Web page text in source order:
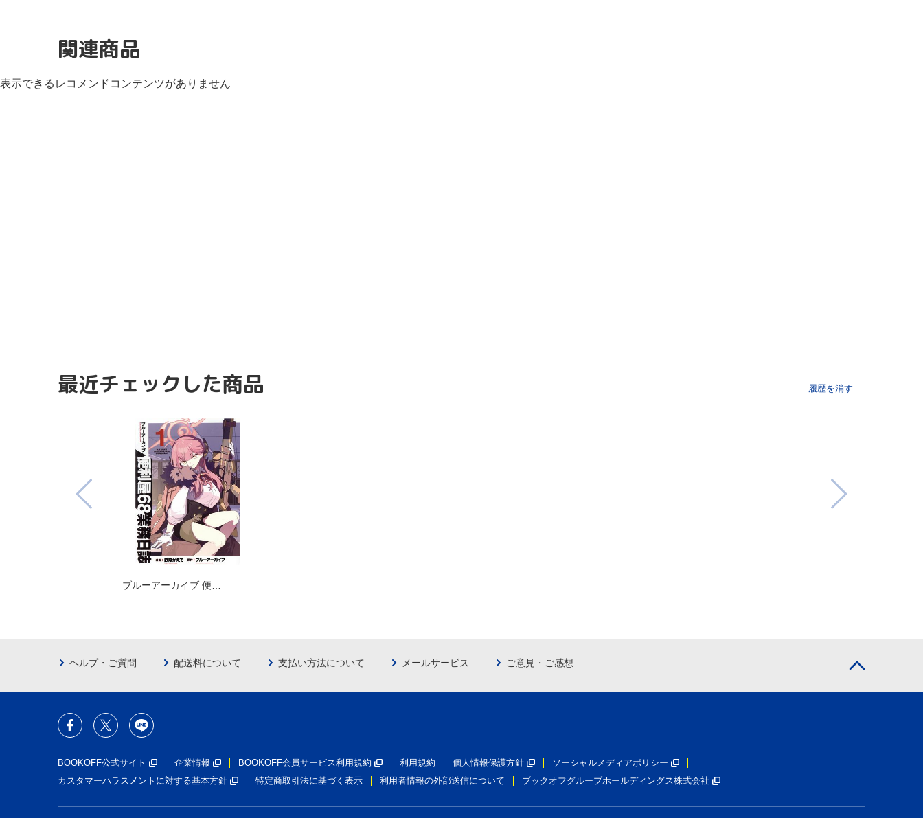
関連商品
表示できるレコメンドコンテンツがありません
最近チェックした商品 履歴を消す
ブルーアーカイブ 便…
ヘルプ・ご質問 配送料について 支払い方法について メールサービス ご意見・ご感想
BOOKOFF公式サイト 企業情報 BOOKOFF会員サービス利用規約 利用規約 個人情報保護方針
ソーシャルメディアポリシー
カスタマーハラスメントに対する基本方針
特定商取引法に基づく表示 利用者情報の外部送信について ブックオフグループホールディングス株式会社